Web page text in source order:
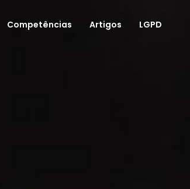
Competências Artigos LGPD